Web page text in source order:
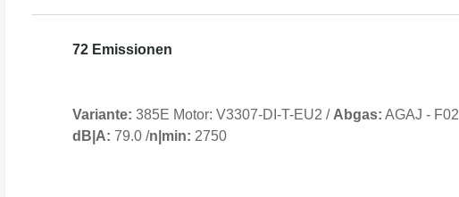
72 Emissionen
Variante: 385E Motor: V3307-DI-T-EU2 / Abgas: AGAJ - F02
dB|A: 79.0 /n|min: 2750